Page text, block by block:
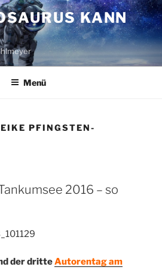
KANN
Menü
PFINGSTEN-
2016 – so
der dritteAutorentag am